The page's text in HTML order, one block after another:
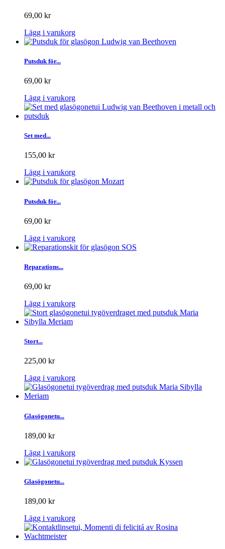
69,00 kr
Lägg i varukorg
Putsduk för...
69,00 kr
Lägg i varukorg
Set med...
155,00 kr
Lägg i varukorg
Putsduk för...
69,00 kr
Lägg i varukorg
Reparations...
69,00 kr
Lägg i varukorg
Stort...
225,00 kr
Lägg i varukorg
Glasögonetu...
189,00 kr
Lägg i varukorg
Glasögonetu...
189,00 kr
Lägg i varukorg